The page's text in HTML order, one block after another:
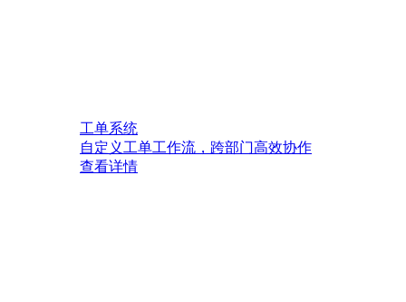
工单系统
自定义工单工作流，跨部门高效协作
查看详情